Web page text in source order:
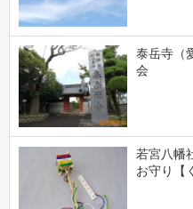
泰岳寺（
会
若宮八幡
お守り【